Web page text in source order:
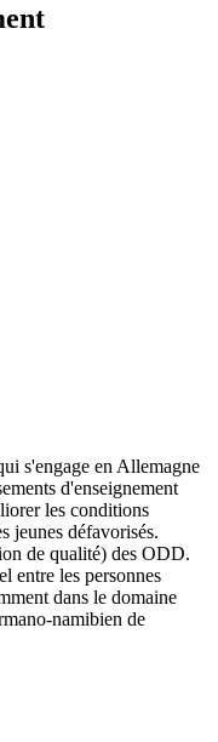
s'engage en Allemagne
d'enseignement
les conditions
jeunes défavorisés.
de qualité) des ODD.
entre les personnes
dans le domaine
namibien de